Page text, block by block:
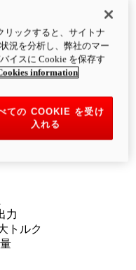
ー 製品詳細
トルク
量（燃料を除く）
力
トルク
リックすると、サイトナ
況を分析し、弊社のマー
イスに Cookie を保存す
information
ての COOKIE を受け
入れる